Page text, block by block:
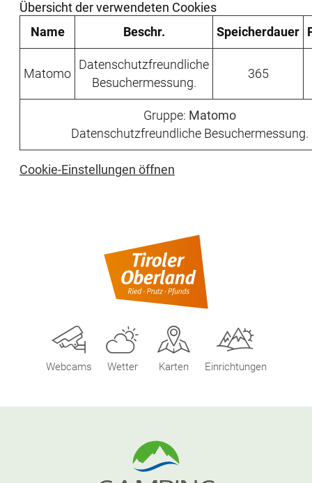
Übersicht der verwendeten Cookies
Name
Beschr. Speicherdauer
Matomo
Datenschutzfreundliche
Besuchermessung.
365
Gruppe: Matomo
Datenschutzfreundliche Besuchermessung.
Cookie-Einstellungen öffnen
Webcams Wetter Karten Einrichtungen